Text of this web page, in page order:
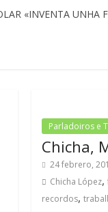
«INVENTA UNHA
Parladoiros e
Chicha,
24 febrero,
Chicha López,
recordos,